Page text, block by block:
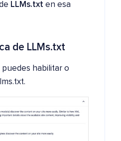
LLMs.txt en esa
de LLMs.txt
puedes habilitar o